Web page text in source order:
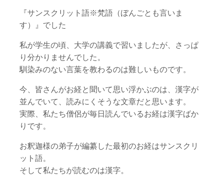
『サンスクリット語※梵語（ぼんごとも言いま
す）』でした
私が学生の頃、大学の講義で習いましたが、さっぱ
り分かりませんでした。
馴染みのない言葉を教わるのは難しいものです。
今、皆さんがお経と聞いて思い浮かぶのは、漢字が
並んでいて、読みにくそうな文章だと思います。
実際、私たち僧侶が毎日読んでいるお経は漢字ばか
りです。
お釈迦様の弟子が編纂した最初のお経はサンスクリ
ット語。
そして私たちが読むのは漢字。